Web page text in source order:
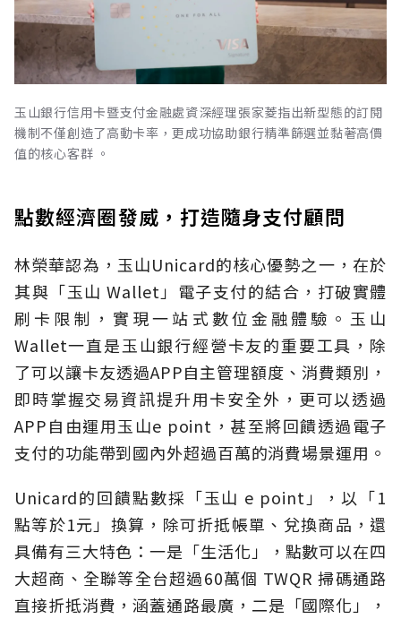
玉山銀行信用卡暨支付金融處資深經理張家菱指出新型態的訂閱
機制不僅創造了高動卡率，更成功協助銀行精準篩選並黏著高價
值的核心客群 。
點數經濟圈發威，打造隨身支付顧問
林榮華認為，玉山Unicard的核心優勢之一，在於
其與「玉山 Wallet」電子支付的結合，打破實體
刷卡限制，實現一站式數位金融體驗。玉山
Wallet一直是玉山銀行經營卡友的重要工具，除
了可以讓卡友透過APP自主管理額度、消費類別，
即時掌握交易資訊提升用卡安全外，更可以透過
APP自由運用玉山e point，甚至將回饋透過電子
支付的功能帶到國內外超過百萬的消費場景運用。
Unicard的回饋點數採「玉山 e point」，以「1
點等於1元」換算，除可折抵帳單、兌換商品，還
具備有三大特色：一是「生活化」，點數可以在四
大超商、全聯等全台超過60萬個 TWQR 掃碼通路
直接折抵消費，涵蓋通路最廣，二是「國際化」，